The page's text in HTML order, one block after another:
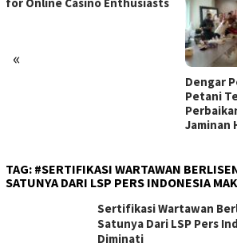
«
Dengar
Petani
Jaminan
TAG: #SERTIFIKASI WARTAWAN
SATUNYA DARI LSP PERS INDONESIA
Sertifikasi Wartawan
Satunya Dari LSP Pers
Diminati